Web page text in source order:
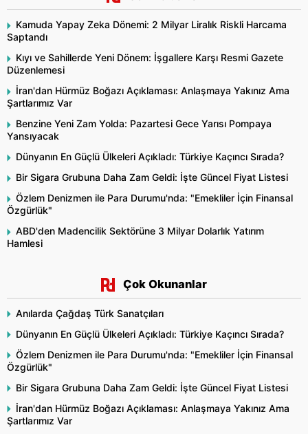
Kamuda Yapay Zeka Dönemi: 2 Milyar Liralık Riskli Harcama
Saptandı
Kıyı ve Sahillerde Yeni Dönem: İşgallere Karşı Resmi Gazete
Düzenlemesi
İran'dan Hürmüz Boğazı Açıklaması: Anlaşmaya Yakınız Ama
Şartlarımız Var
Benzine Yeni Zam Yolda: Pazartesi Gece Yarısı Pompaya
Yansıyacak
Dünyanın En Güçlü Ülkeleri Açıkladı: Türkiye Kaçıncı Sırada?
Bir Sigara Grubuna Daha Zam Geldi: İşte Güncel Fiyat Listesi
Özlem Denizmen ile Para Durumu'nda: "Emekliler İçin Finansal
Özgürlük"
ABD'den Madencilik Sektörüne 3 Milyar Dolarlık Yatırım
Hamlesi
Çok Okunanlar
Anılarda Çağdaş Türk Sanatçıları
Dünyanın En Güçlü Ülkeleri Açıkladı: Türkiye Kaçıncı Sırada?
Özlem Denizmen ile Para Durumu'nda: "Emekliler İçin Finansal
Özgürlük"
Bir Sigara Grubuna Daha Zam Geldi: İşte Güncel Fiyat Listesi
İran'dan Hürmüz Boğazı Açıklaması: Anlaşmaya Yakınız Ama
Şartlarımız Var